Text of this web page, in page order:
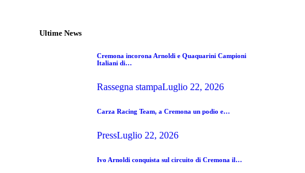
Ultime News
Cremona incorona Arnoldi e Quaquarini Campioni
Italiani di…
Rassegna stampaLuglio 22, 2026
Carza Racing Team, a Cremona un podio e…
PressLuglio 22, 2026
Ivo Arnoldi conquista sul circuito di Cremona il…